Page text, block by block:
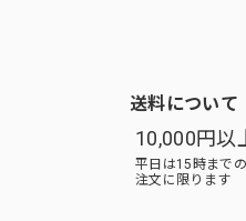
送料について
10,000円以
平日は15時まで
注文に限ります